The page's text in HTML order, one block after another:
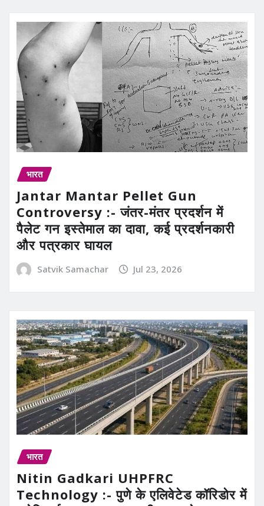
भारत
Jantar Mantar Pellet Gun
Controversy :- जंतर-मंतर प्रदर्शन में
पैलेट गन इस्तेमाल का दावा, कई प्रदर्शनकारी
और पत्रकार घायल
Satvik Samachar Jul 23, 2026
भारत
Nitin Gadkari UHPFRC
Technology :- पुणे के एलिवेटेड कॉरिडोर में